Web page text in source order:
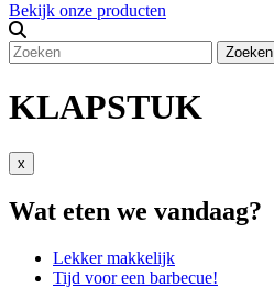
Bekijk onze producten
Zoeken
KLAPSTUK
x
Wat eten we vandaag?
Lekker makkelijk
Tijd voor een barbecue!